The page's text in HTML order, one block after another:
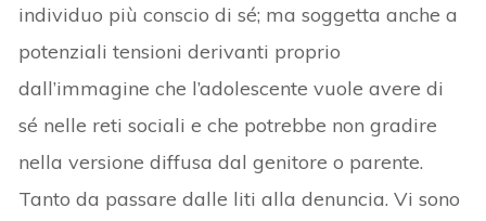
individuo più conscio di sé; ma soggetta anche a
potenziali tensioni derivanti proprio
dall’immagine che l’adolescente vuole avere di
sé nelle reti sociali e che potrebbe non gradire
nella versione diffusa dal genitore o parente.
Tanto da passare dalle liti alla denuncia. Vi sono